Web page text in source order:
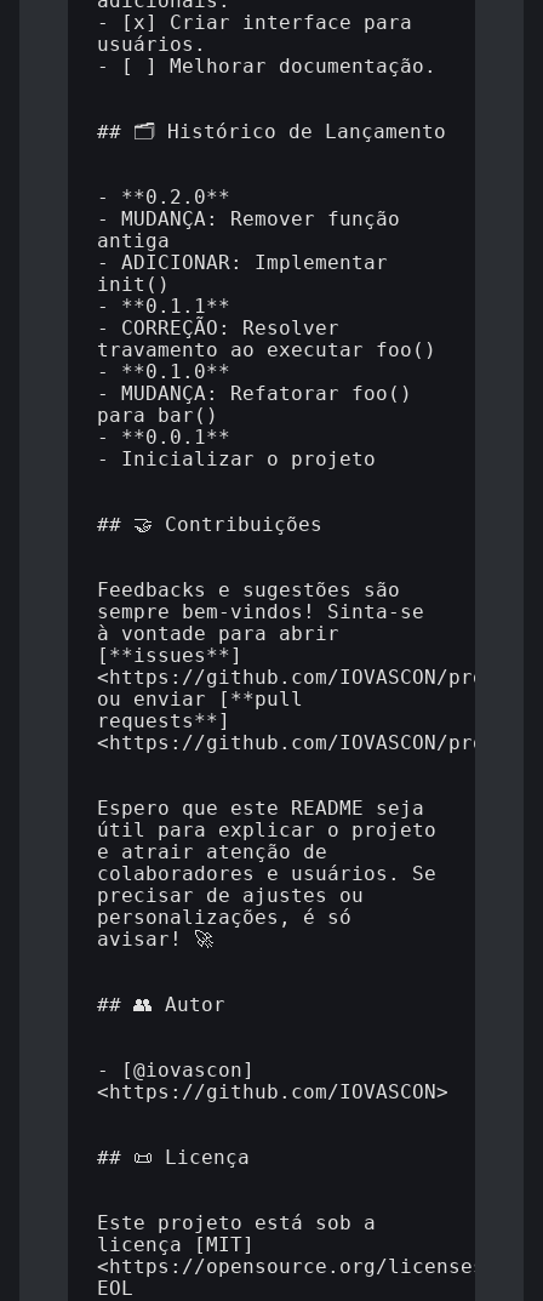
- [x] Criar interface para
usuários.
- [ ] Melhorar documentação.
## 🗂️ Histórico de Lançamento
- **0.2.0**
- MUDANÇA: Remover função
antiga
- ADICIONAR: Implementar
init()
- **0.1.1**
- CORREÇÃO: Resolver
travamento ao executar foo()
- **0.1.0**
- MUDANÇA: Refatorar foo()
para bar()
- **0.0.1**
- Inicializar o projeto
## 🤝 Contribuições
Feedbacks e sugestões são
sempre bem-vindos! Sinta-se
à vontade para abrir
[**issues**]
<https://github.com/IOVASCON/
ou enviar [**pull
requests**]
<https://github.com/IOVASCON/
Espero que este README seja
útil para explicar o projeto
e atrair atenção de
colaboradores e usuários. Se
precisar de ajustes ou
personalizações, é só
avisar! 🚀
## 👥 Autor
- [@iovascon]
<https://github.com/IOVASCON>
## 📜 Licença
Este projeto está sob a
licença [MIT]
<https://opensource.org/licenses/
EOL